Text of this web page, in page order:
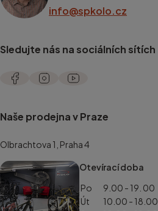
info@spkolo.cz
Sledujte nás na sociálních sítích
Naše prodejna v Praze
Olbrachtova 1, Praha 4
Otevírací doba
Po
9.00 - 19. 00
Út
10.00 - 18.00